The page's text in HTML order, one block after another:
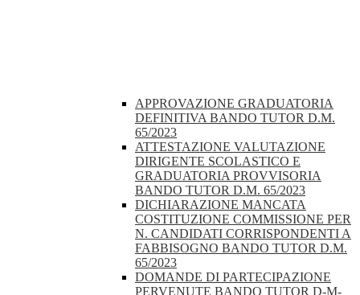
APPROVAZIONE GRADUATORIA
DEFINITIVA BANDO TUTOR D.M.
65/2023
ATTESTAZIONE VALUTAZIONE
DIRIGENTE SCOLASTICO E
GRADUATORIA PROVVISORIA
BANDO TUTOR D.M. 65/2023
DICHIARAZIONE MANCATA
COSTITUZIONE COMMISSIONE PER
N. CANDIDATI CORRISPONDENTI A
FABBISOGNO BANDO TUTOR D.M.
65/2023
DOMANDE DI PARTECIPAZIONE
PERVENUTE BANDO TUTOR D-M-